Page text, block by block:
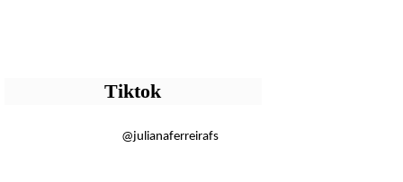
Tiktok
@julianaferreirafs